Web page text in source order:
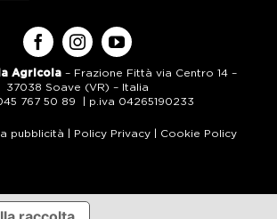
Agricola – Frazione Fittà via Centro 14 –
37038 Soave (VR) – Italia
767 50 89 | p.iva 04265190233
pubblicità | Policy Privacy| Cookie Policy